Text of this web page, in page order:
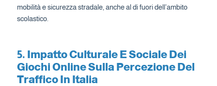
mobilità e sicurezza stradale, anche al di fuori dell’ambito
scolastico.
5. Impatto Culturale E Sociale Dei
Giochi Online Sulla Percezione Del
Traffico In Italia